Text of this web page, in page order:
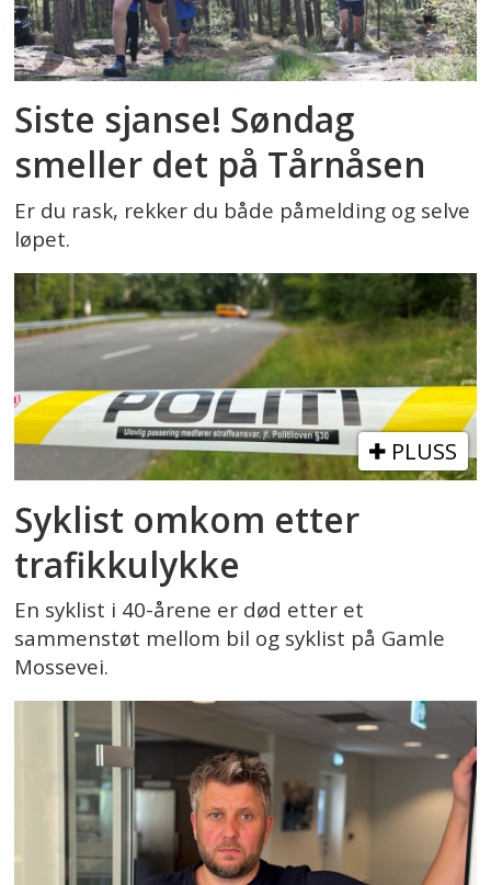
Siste sjanse! Søndag
smeller det på Tårnåsen
Er du rask, rekker du både påmelding og selve
løpet.
PLUSS
Syklist omkom etter
trafikkulykke
En syklist i 40-årene er død etter et
sammenstøt mellom bil og syklist på Gamle
Mossevei.